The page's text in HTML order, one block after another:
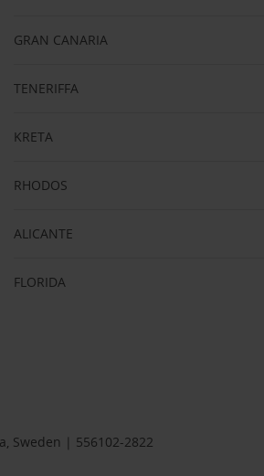
GRAN CANARIA
TENERIFFA
KRETA
RHODOS
ALICANTE
FLORIDA
Sweden | 556102-2822